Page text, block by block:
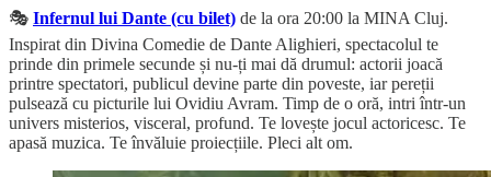
🎭 Infernul lui Dante (cu bilet) de la ora 20:00 la MINA Cluj.
Inspirat din Divina Comedie de Dante Alighieri, spectacolul te
prinde din primele secunde și nu-ți mai dă drumul: actorii joacă
printre spectatori, publicul devine parte din poveste, iar pereții
pulsează cu picturile lui Ovidiu Avram. Timp de o oră, intri într-un
univers misterios, visceral, profund. Te lovește jocul actoricesc. Te
apasă muzica. Te învăluie proiecțiile. Pleci alt om.